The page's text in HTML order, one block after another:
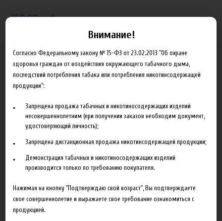
250.00 руб
Добавить в сравнение
Описание Характеристики Отзывы
Состав готовой жидкости:
Пропиленгликоль(PG)
Растительный глицерин(VG)
Внимание!
Согласно Федеральному закону № 15-ФЗ от 23.02.2013 "Об охране
здоровья граждан от воздействия окружающего табачного дыма,
последствий потребления табака или потребления никотинсодержащей
продукции":
Запрещена продажа табачных и никотиносодержащих изделий
несовершеннолетним (при получении заказов необходим документ,
удостоверяющий личность);
Запрещена дистанционная продажа никотинсодержащей продукции;
Демонстрация табачных и никотиносодержащих изделий
производится только по требованию покупателя.
Нажимая на кнопку "Подтверждаю свой возраст", Вы подтверждаете
свое совершеннолетие и выражаете свое требование ознакомиться с
продукцией.